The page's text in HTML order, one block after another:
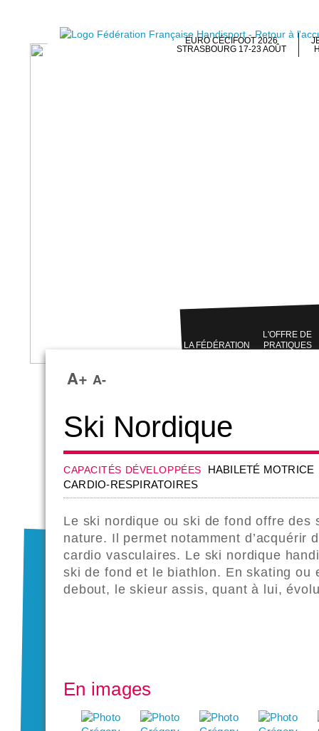
EURO CÉCIFOOT 2026
STRASBOURG 17-23 AOÛT
LA FÉDÉRATION
L'OFFRE DE
PRATIQUES
A+ A-
Ski Nordique
CAPACITÉS DÉVELOPPÉES
HABILETÉ MOTRICE
CARDIO-RESPIRATOIRES
Le ski nordique ou ski de fond offre
nature. Il permet notamment d’acquérir
cardio vasculaires. Le ski nordique
ski de fond et le biathlon. En skating ou
debout, le skieur assis, quant à lui,
En images